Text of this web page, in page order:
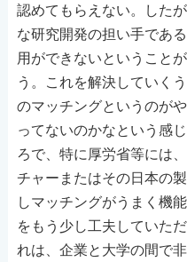
認めてもらえない。した
な研究開発の担い手であ
用ができないということ
う。これを解決していく
のマッチングというのが
ってないのかなという感
ろで、特に厚労省等には
チャーまたはその日本の
しマッチングがうまく機
をもう少し工夫していた
れは、企業と大学の間で